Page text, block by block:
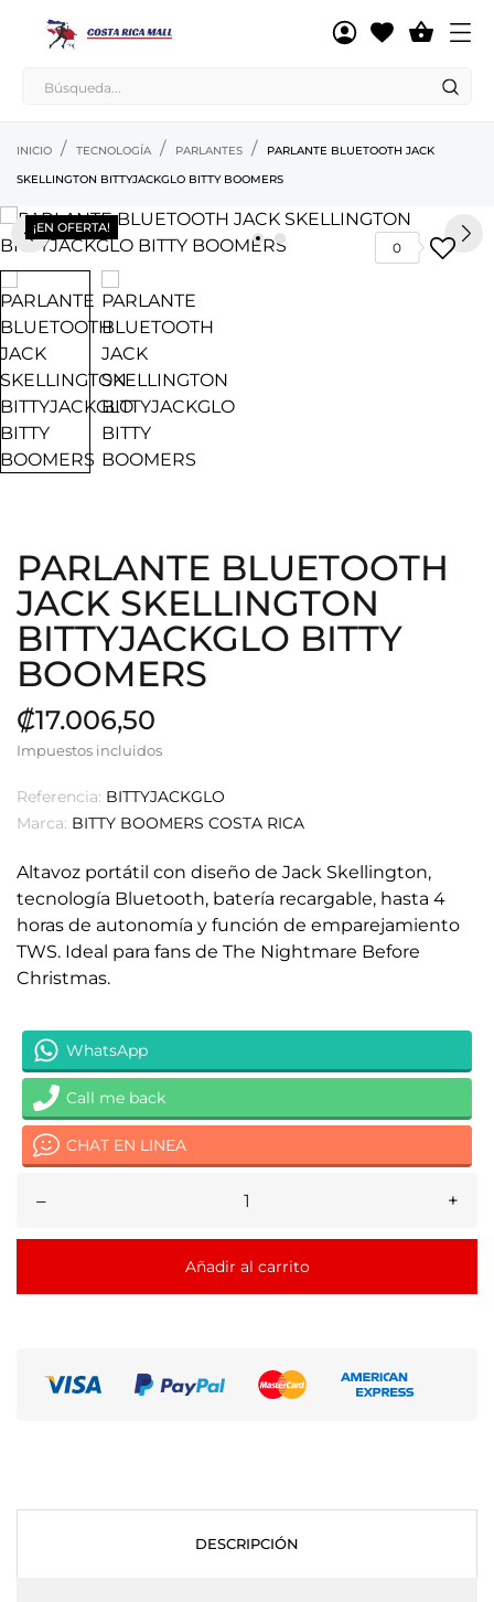

INICIO TECNOLOGÍA PARLANTES
PARLANTE BLUETOOTH JACK
SKELLINGTON BITTYJACKGLO BITTY BOOMERS
¡EN OFERTA!
0
PARLANTE BLUETOOTH
JACK SKELLINGTON
BITTYJACKGLO BITTY
BOOMERS
₡17.006,50
Impuestos incluidos
Referencia: BITTYJACKGLO
Marca: BITTY BOOMERS COSTA RICA
Altavoz portátil con diseño de Jack Skellington,
tecnología Bluetooth, batería recargable, hasta 4
horas de autonomía y función de emparejamiento
TWS. Ideal para fans de The Nightmare Before
Christmas.
WhatsApp
Call me back
CHAT EN LINEA
– +
Añadir al carrito
DESCRIPCIÓN